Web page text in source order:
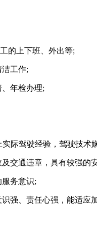
上下班、外出等;
工作;
年检办理;
际驾驶经验，驾驶技术
交通违章，具有较强的
务意识;
、责任心强，能适应加